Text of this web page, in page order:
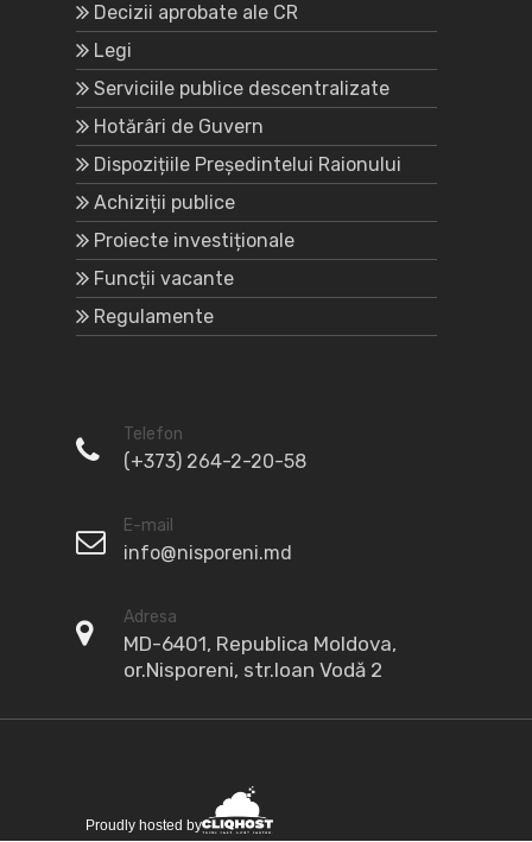
Decizii aprobate ale CR
Legi
Serviciile publice descentralizate
Hotărâri de Guvern
Dispozițiile Președintelui Raionului
Achiziții publice
Proiecte investiționale
Funcții vacante
Regulamente
Telefon
(+373) 264-2-20-58
E-mail
info@nisporeni.md
Adresa
MD-6401, Republica Moldova,
or.Nisporeni, str.Ioan Vodă 2